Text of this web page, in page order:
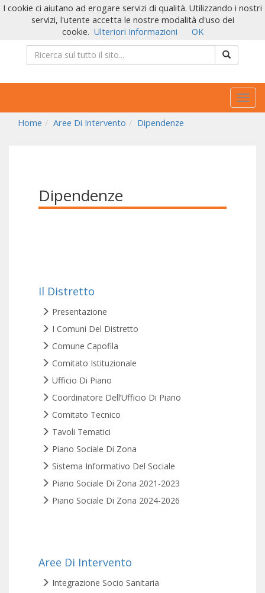
Home
Aree Di Intervento Dipendenze
Dipendenze
Il Distretto
Presentazione
I Comuni Del Distretto
Comune Capofila
Comitato Istituzionale
Ufficio Di Piano
Coordinatore Dell’Ufficio Di Piano
Comitato Tecnico
Tavoli Tematici
Piano Sociale Di Zona
Sistema Informativo Del Sociale
Piano Sociale Di Zona 2021-2023
Piano Sociale Di Zona 2024-2026
Aree Di Intervento
Integrazione Socio Sanitaria
I cookie ci aiutano ad erogare servizi di qualità. Utilizzando i nostri
servizi, l'utente accetta le nostre modalità d'uso dei
cookie. Ulteriori Informazioni OK